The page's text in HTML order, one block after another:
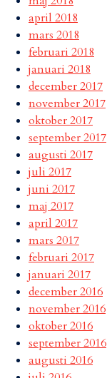
april 2018
mars 2018
februari 2018
januari 2018
december 2017
november 2017
oktober 2017
september 2017
augusti 2017
juli 2017
juni 2017
maj 2017
april 2017
mars 2017
februari 2017
januari 2017
december 2016
november 2016
oktober 2016
september 2016
augusti 2016